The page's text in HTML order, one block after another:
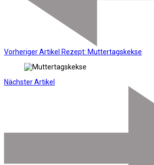
Vorheriger Artikel Rezept: Muttertagskekse
Nächster Artikel